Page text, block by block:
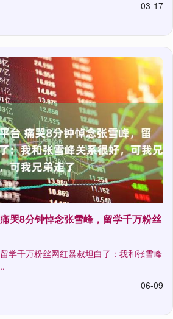
03-17
哭8分钟悼念张雪峰，留学千万粉丝
学千万粉丝网红暴叔坦白了：我和张雪峰
06-09